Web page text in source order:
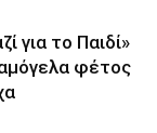
για το Παιδί»
φέτος